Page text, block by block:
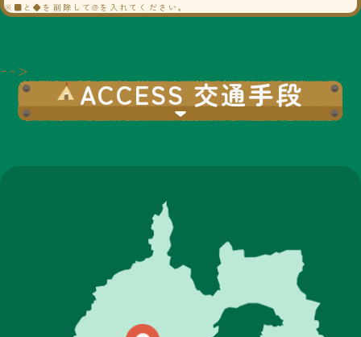
※■と◆を削除して@を入れてください。
-->
ACCESS 交通手段